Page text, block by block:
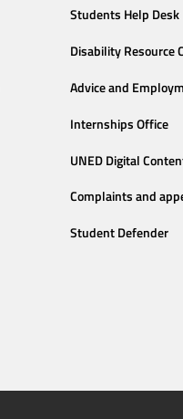
Students Help Desk
Disability Resource
Advice and
Internships Office
UNED Digital
Complaints and
Student Defender